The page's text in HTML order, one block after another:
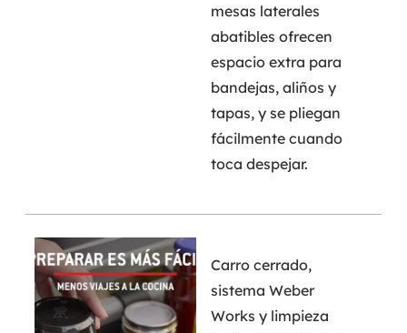
mesas laterales
abatibles ofrecen
espacio extra para
bandejas, aliños y
tapas, y se pliegan
fácilmente cuando
toca despejar.
Carro cerrado,
sistema Weber
Works y limpieza